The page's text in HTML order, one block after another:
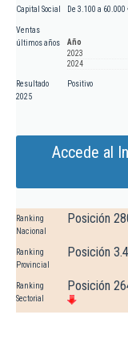
Capital Social De 3.100 a 60.000
Ventas
últimos años
Año
2023
2024
Resultado
2025
Positivo
Accede al
Ranking
Nacional
Posición
Ranking
Provincial
Posición
Ranking
Sectorial
Posición